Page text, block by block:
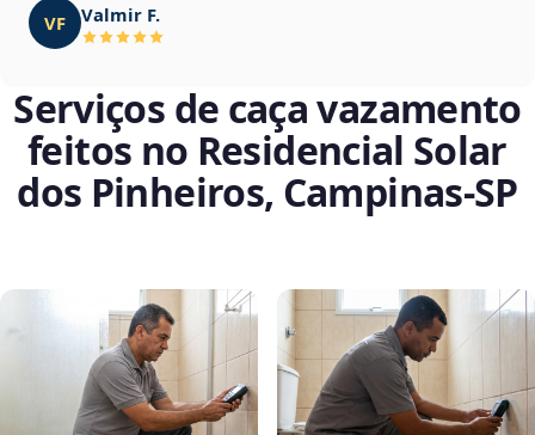
VF Valmir F.
Serviços de caça vazamento
feitos no Residencial Solar
dos Pinheiros, Campinas‑SP